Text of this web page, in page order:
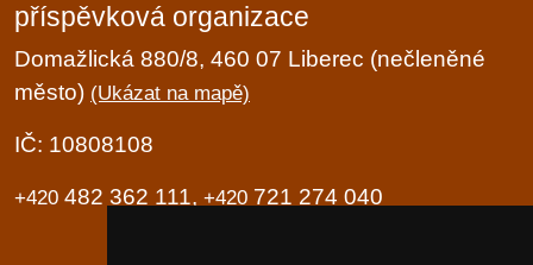
příspěvková organizace
Domažlická 880/8, 460 07 Liberec (nečleněné
město) (Ukázat na mapě)
IČ: 10808108
+420 482 362 111, +420 721 274 040